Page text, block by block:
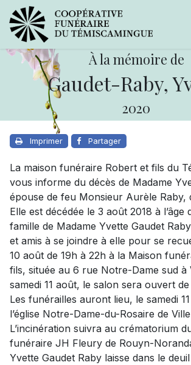
À la mémoire de
Gaudet-Raby,
2020
Imprimer Partager
La maison funéraire Robert et fils du
vous informe du décès de Madame
épouse de feu Monsieur Aurèle Raby,
Elle est décédée le 3 août 2018 à l’âge
famille de Madame Yvette Gaudet
et amis à se joindre à elle pour se
10 août de 19h à 22h à la Maison
fils, située au 6 rue Notre-Dame sud à
samedi 11 août, le salon sera ouvert
Les funérailles auront lieu, le samedi
l’église Notre-Dame-du-Rosaire de
L’incinération suivra au crématorium
funéraire JH Fleury de Rouyn-
Yvette Gaudet Raby laisse dans le